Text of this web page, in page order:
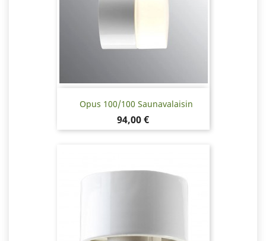
Opus 100/100 Saunavalaisin
Hinta
94,00 €